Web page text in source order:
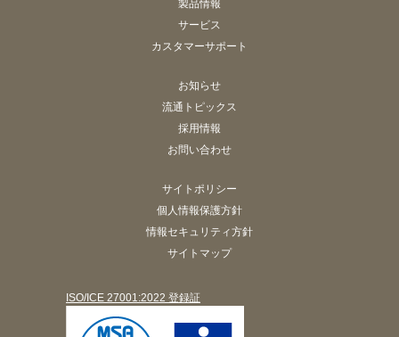
製品情報
サービス
カスタマーサポート
お知らせ
流通トピックス
採用情報
お問い合わせ
サイトポリシー
個人情報保護方針
情報セキュリティ方針
サイトマップ
ISO/ICE 27001:2022 登録証